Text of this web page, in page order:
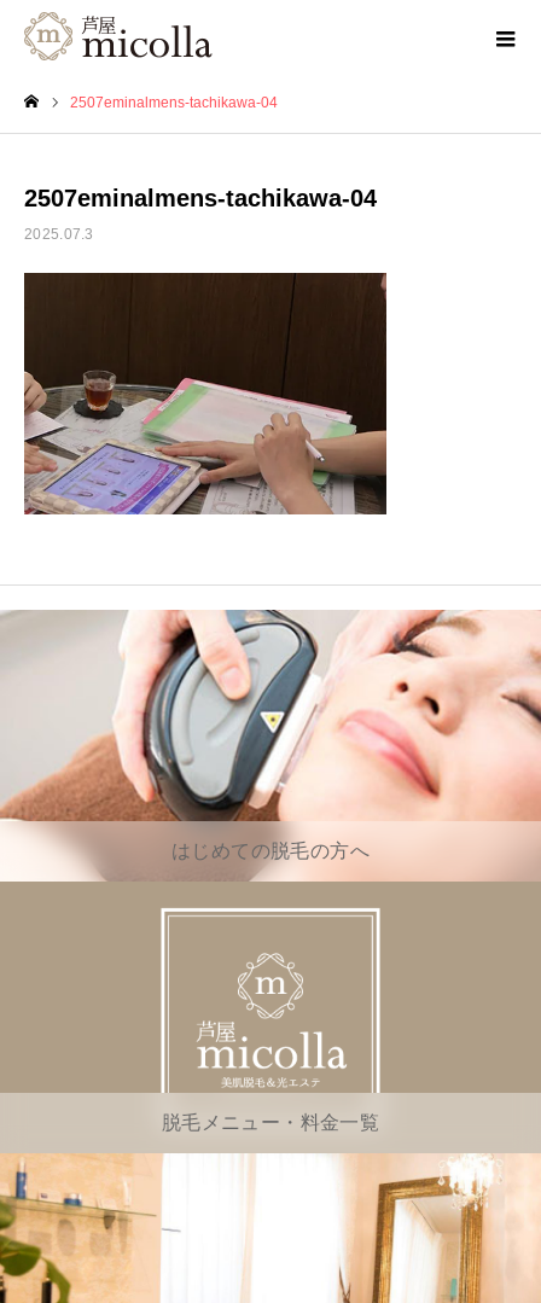
2507eminalmens-tachikawa-04
2507eminalmens-tachikawa-04
2025.07.3
はじめての脱毛の方へ
脱毛メニュー・料金一覧